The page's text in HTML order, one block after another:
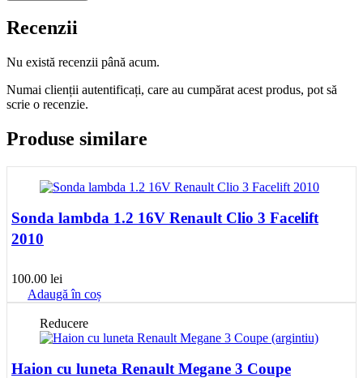
Recenzii
Nu există recenzii până acum.
Numai clienții autentificați, care au cumpărat acest produs, pot să
scrie o recenzie.
Produse similare
Sonda lambda 1.2 16V Renault Clio 3 Facelift
2010
100.00 lei
Adaugă în coș
Reducere
Haion cu luneta Renault Megane 3 Coupe